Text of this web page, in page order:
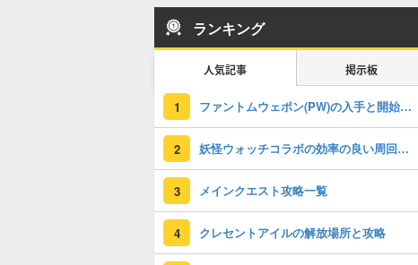
ランキング
人気記事 掲示板
1 ファントムウェポン(PW)の入手と開始場所｜4段階目最終強化
2 妖怪ウォッチコラボの効率の良い周回方法｜マウントや武器情報
3 メインクエスト攻略一覧
4 クレセントアイルの解放場所と攻略